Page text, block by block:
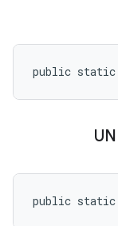
public
public